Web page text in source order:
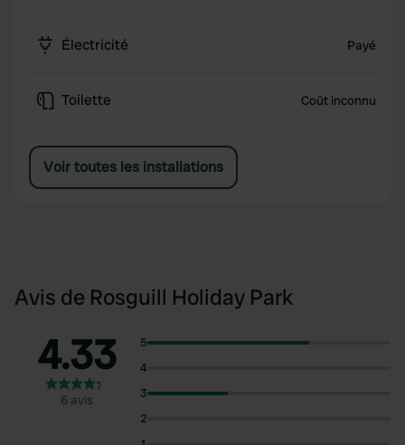
Électricité Payé
Toilette Coût inconnu
Voir toutes les installations
Avis de Rosguill Holiday Park
4.33
6 avis
5
4
3
2